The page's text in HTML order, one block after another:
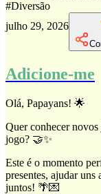
#Diversão
julho 29, 2026
Adicione-me
Olá, Papayans! 🌟
Quer conhecer novos
jogo? 🤝✨
Este é o momento
presentes, ajudar uns
juntos! 🌴💌